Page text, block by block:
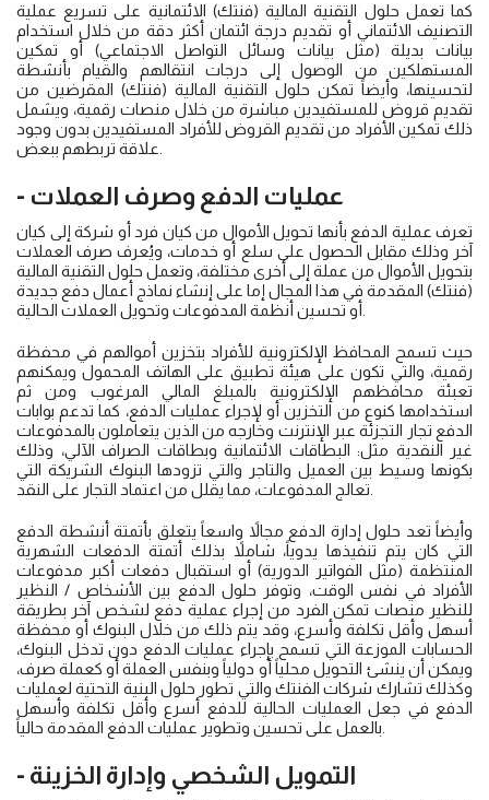
كما تعمل حلول التقنية المالية (فنتك) الائتمانية على تسريع عملية
التصنيف الائتماني أو تقديم درجة ائتمان أكثر دقة من خلال استخدام
بيانات بديلة (مثل بيانات وسائل التواصل الاجتماعي) أو تمكين
المستهلكين من الوصول إلى درجات انتقالهم والقيام بأنشطة
لتحسينها، وأيضاً تمكن حلول التقنية المالية (فنتك) المقرضين من
تقديم قروض للمستفيدين مباشرة من خلال منصات رقمية، ويشمل
ذلك تمكين الأفراد من تقديم القروض للأفراد المستفيدين بدون وجود
- عمليات الدفع وصرف العملات
تعرف عملية الدفع بأنها تحويل الأموال من كيان فرد أو شركة إلى كيان
آخر وذلك مقابل الحصول على سلع أو خدمات، ويُعرف صرف العملات
بتحويل الأموال من عملة إلى أخرى مختلفة، وتعمل حلول التقنية المالية
(فنتك) المقدمة في هذا المجال إما على إنشاء نماذج أعمال دفع جديدة
حيث تسمح المحافظ الإلكترونية للأفراد بتخزين أموالهم في محفظة
رقمية، والتي تكون على هيئة تطبيق على الهاتف المحمول ويمكنهم
تعبئة محافظهم الإلكترونية بالمبلغ المالي المرغوب ومن ثم
استخدامها كنوع من التخزين أو لإجراء عمليات الدفع، كما تدعم بوابات
الدفع تجار التجزئة عبر الإنترنت وخارجه من الذين يتعاملون بالمدفوعات
غير النقدية مثل: البطاقات الائتمانية وبطاقات الصراف الآلي، وذلك
بكونها وسيط بين العميل والتاجر والتي تزودها البنوك الشريكة التي
وأيضاً تعد حلول إدارة الدفع مجالاً واسعاً يتعلق بأتمتة أنشطة الدفع
التي كان يتم تنفيذها يدوياً، شاملاً بذلك أتمتة الدفعات الشهرية
المنتظمة (مثل الفواتير الدورية) أو استقبال دفعات أكبر مدفوعات
الأفراد في نفس الوقت، وتوفر حلول الدفع بين الأشخاص / النظير
للنظير منصات تمكن الفرد من إجراء عملية دفع لشخص آخر بطريقة
أسهل وأقل تكلفة وأسرع، وقد يتم ذلك من خلال البنوك أو محفظة
الحسابات الموزعة التي تسمح بإجراء عمليات الدفع دون تدخل البنوك،
ويمكن أن ينشئ التحويل محلياً أو دولياً وبنفس العملة أو كعملة صرف،
وكذلك تشارك شركات الفنتك والتي تطور حلول البنية التحتية لعمليات
الدفع في جعل العمليات الحالية للدفع أسرع وأقل تكلفة وأسهل
- التمويل الشخصي وإدارة الخزينة